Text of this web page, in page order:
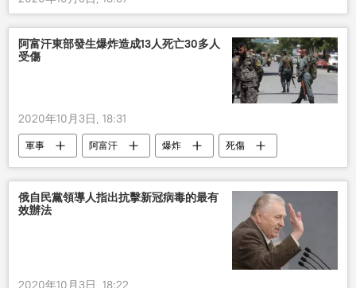
阿富汗東部發生爆炸造成13人死亡30多人
受傷
2020年10月3日, 18:31
軍事 阿富汗 爆炸 死傷
俄自民黨領導人指出抗擊新冠病毒的最有
效辦法
2020年10月3日, 18:22